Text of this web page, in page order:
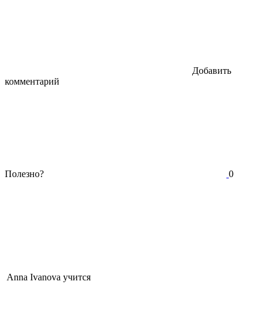
Добавить
комментарий
Полезно? 0
Anna Ivanova учится